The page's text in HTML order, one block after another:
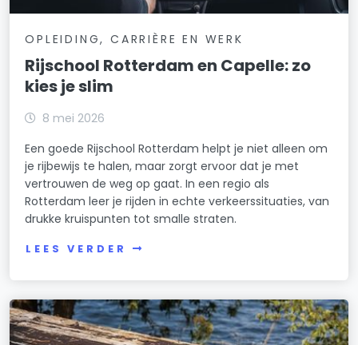
OPLEIDING, CARRIÈRE EN WERK
Rijschool Rotterdam en Capelle: zo
kies je slim
8 mei 2026
Een goede Rijschool Rotterdam helpt je niet alleen om
je rijbewijs te halen, maar zorgt ervoor dat je met
vertrouwen de weg op gaat. In een regio als
Rotterdam leer je rijden in echte verkeerssituaties, van
drukke kruispunten tot smalle straten.
LEES VERDER